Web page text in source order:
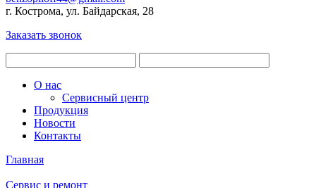
г. Кострома, ул. Байдарская, 28
Заказать звонок
О нас
Сервисный центр
Продукция
Новости
Контакты
Главная
Сервис и ремонт